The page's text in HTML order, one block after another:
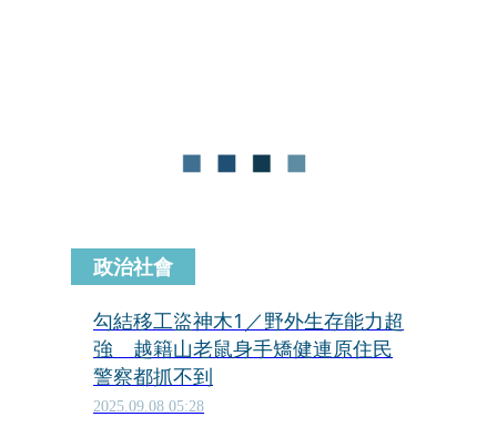
政治社會
勾結移工盜神木1／野外生存能力超
強 越籍山老鼠身手矯健連原住民
警察都抓不到
2025.09.08 05:28